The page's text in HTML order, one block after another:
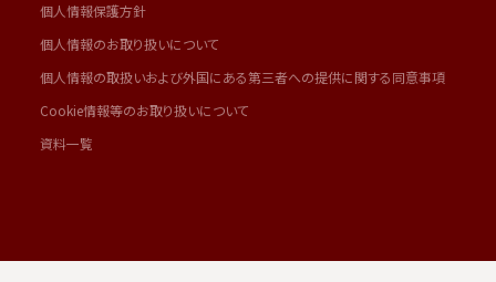
個人情報保護方針
個人情報のお取り扱いについて
個人情報の取扱いおよび外国にある第三者への提供に関する同意事項
Cookie情報等のお取り扱いについて
資料一覧